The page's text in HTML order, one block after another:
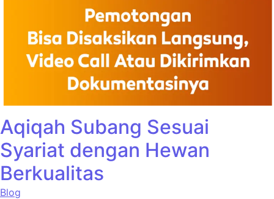
Aqiqah Subang Sesuai
Syariat dengan Hewan
Berkualitas
Blog